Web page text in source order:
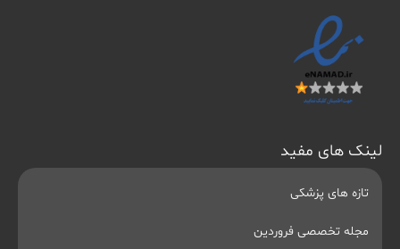
لینک های مفید
تازه های پزشکی
مجله تخصصی فروردین